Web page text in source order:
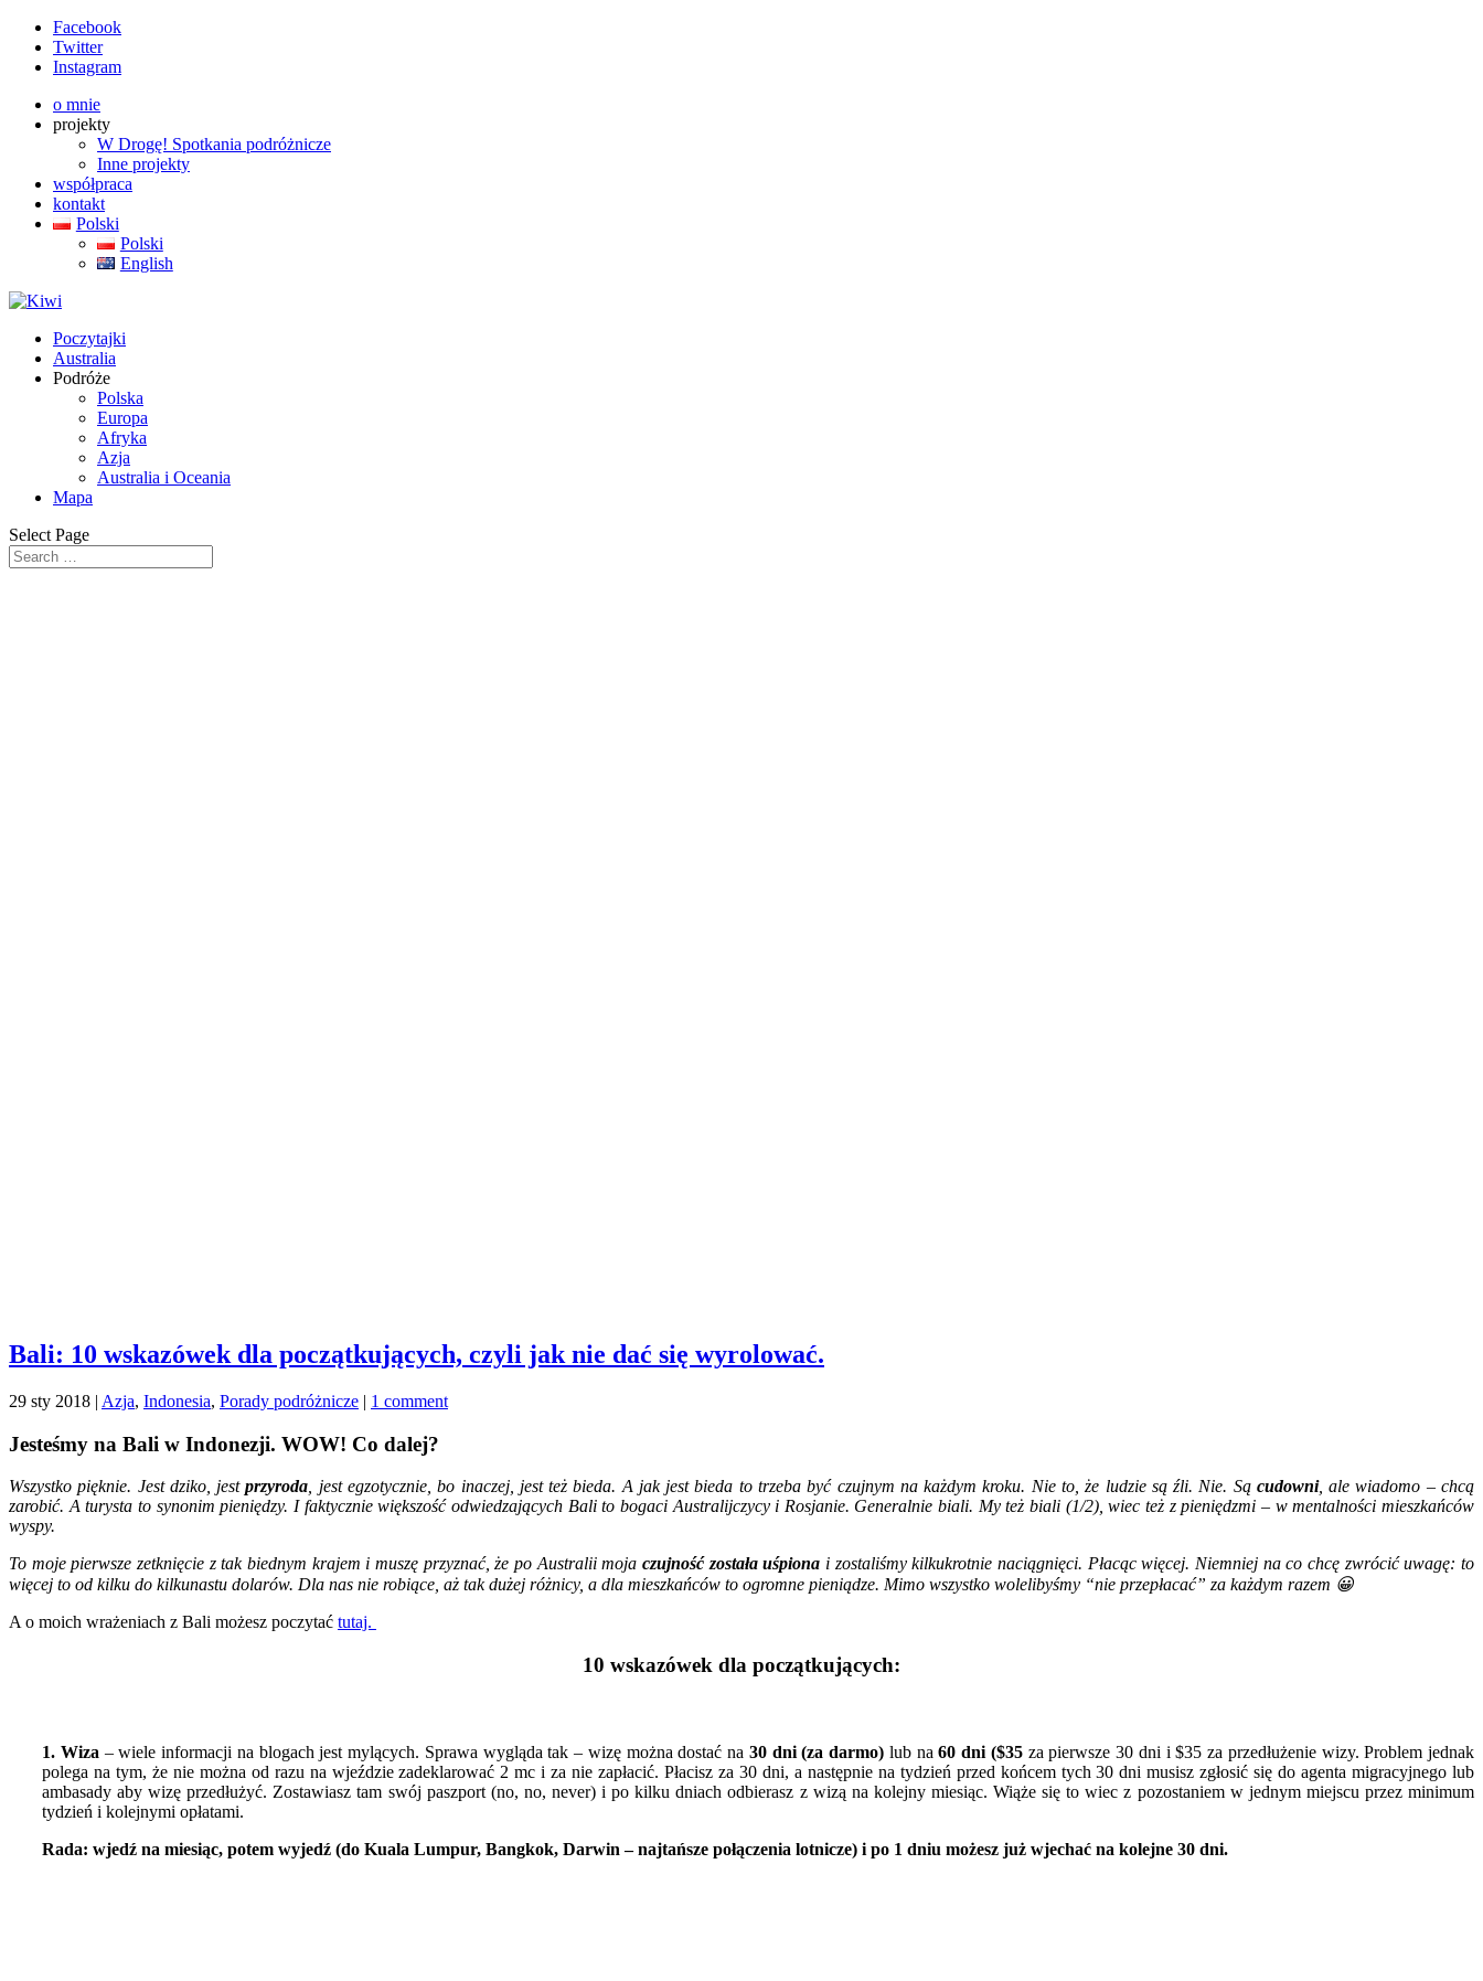
Facebook
Twitter
Instagram
o mnie
projekty
W Drogę! Spotkania podróżnicze
Inne projekty
współpraca
kontakt
Polski
Polski
English
Poczytajki
Australia
Podróże
Polska
Europa
Afryka
Azja
Australia i Oceania
Mapa
Select Page
Bali: 10 wskazówek dla początkujących, czyli jak nie dać się wyrolować.
29 sty 2018 | Azja, Indonesia, Porady podróżnicze | 1 comment
Jesteśmy na Bali w Indonezji. WOW! Co dalej?
Wszystko pięknie. Jest dziko, jestprzyroda , jest egzotycznie, bo inaczej, jest też bieda. A jak jest bieda to trzeba być czujnym na każdym kroku. Nie to, że ludzie są źli. Nie. Są cudowni, ale wiadomo – chcą
zarobić. A turysta to synonim pieniędzy. I faktycznie większość odwiedzających Bali to bogaci Australijczycy i Rosjanie. Generalnie biali. My też biali (1/2), wiec też z pieniędzmi – w mentalności mieszkańców
wyspy.
To moje pierwsze zetknięcie z tak biednym krajem i muszę przyznać, że po Australii moja czujność została uśpiona i zostaliśmy kilkukrotnie naciągnięci. Płacąc więcej. Niemniej na co chcę zwrócić uwagę: to
więcej to od kilku do kilkunastu dolarów. Dla nas nie robiące, aż tak dużej różnicy, a dla mieszkańców to ogromne pieniądze. Mimo wszystko wolelibyśmy “nie przepłacać” za każdym razem 😀
A o moich wrażeniach z Bali możesz poczytać tutaj.
10 wskazówek dla początkujących:
1. Wiza– wiele informacji na blogach jest mylących. Sprawa wygląda tak – wizę można dostać na 30 dni (za darmo) lub na60 dni ($35za pierwsze 30 dni i $35 za przedłużenie wizy. Problem jednak
polega na tym, że nie można od razu na wjeździe zadeklarować 2 mc i za nie zapłacić. Płacisz za 30 dni, a następnie na tydzień przed końcem tych 30 dni musisz zgłosić się do agenta migracyjnego lub
ambasady aby wizę przedłużyć. Zostawiasz tam swój paszport (no, no, never) i po kilku dniach odbierasz z wizą na kolejny miesiąc. Wiąże się to wiec z pozostaniem w jednym miejscu przez minimum
tydzień i kolejnymi opłatami.
Rada: wjedź na miesiąc, potem wyjedź (do Kuala Lumpur, Bangkok, Darwin – najtańsze połączenia lotnicze) i po 1 dniu możesz już wjechać na kolejne 30 dni.